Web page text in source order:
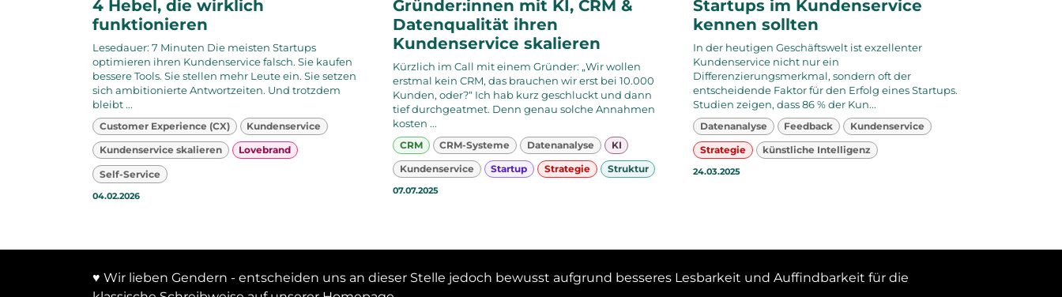
4 Hebel, die wirklich
funktionieren
Lesedauer: 7 Minuten Die meisten Startups
optimieren ihren Kundenservice falsch. Sie kaufen
bessere Tools. Sie stellen mehr Leute ein. Sie setzen
sich ambitionierte Antwortzeiten. Und trotzdem
bleibt ...
Customer Experience (CX) Kundenservice
Kundenservice skalieren Lovebrand
Self-Service
04.02.2026
Gründer:innen mit KI, CRM &
Datenqualität ihren
Kundenservice skalieren
Kürzlich im Call mit einem Gründer: „Wir wollen
erstmal kein CRM, das brauchen wir erst bei 10.000
Kunden, oder?“ Ich hab kurz geschluckt und dann
tief durchgeatmet. Denn genau solche Annahmen
kosten ...
CRM CRM-Systeme Datenanalyse KI
Kundenservice Startup Strategie Struktur
07.07.2025
Startups im Kundenservice
kennen sollten
In der heutigen Geschäftswelt ist exzellenter
Kundenservice nicht nur ein
Differenzierungsmerkmal, sondern oft der
entscheidende Faktor für den Erfolg eines Startups.
Studien zeigen, dass 86 % der Kun...
Datenanalyse Feedback Kundenservice
Strategie künstliche Intelligenz
24.03.2025
♥ Wir lieben Gendern - entscheiden uns an dieser Stelle jedoch bewusst aufgrund besseres Lesbarkeit und Auffindbarkeit für die